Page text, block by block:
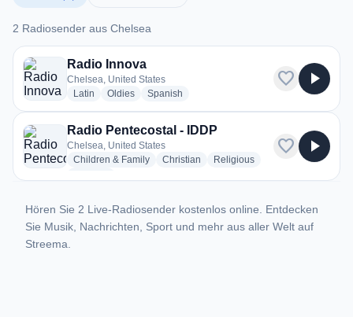
2 Radiosender aus Chelsea
2 Radiosender aus Chelsea
Radio Innova
Chelsea, United States
Latin radio stations
Oldiesradio stations
Spanish
favorite play_arrow
Radio Pentecostal - IDDP
Chelsea, United States
Children & Familyradio stations
Christian radio stations
Religiousradio stations
favorite play_arrow
Hören Sie 2 Live-Radiosender kostenlos online. Entdecken
Sie Musik, Nachrichten, Sport und mehr aus aller Welt auf
Streema.